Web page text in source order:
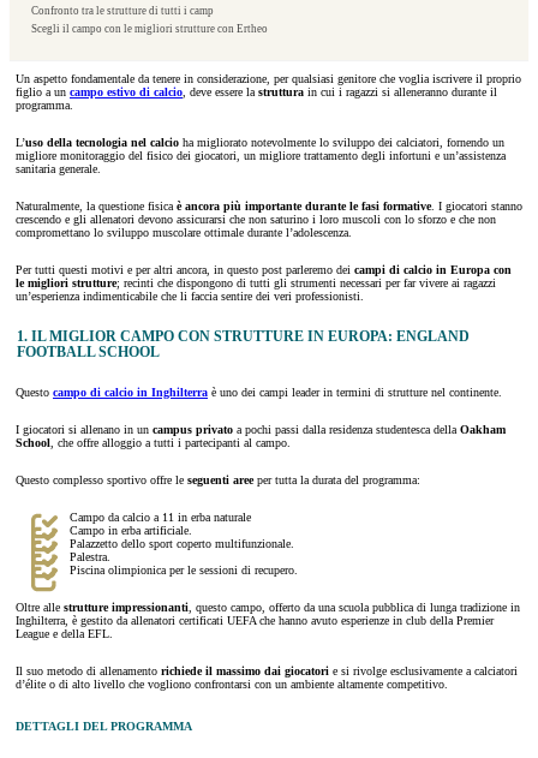
Confronto tra le strutture di tutti i camp
Scegli il campo con le migliori strutture con Ertheo
Un aspetto fondamentale da tenere in considerazione, per qualsiasi genitore che voglia iscrivere il proprio
figlio a un campo estivo di calcio , deve essere la struttura in cui i ragazzi si alleneranno durante il
programma.
L’uso della tecnologia nel calcio ha migliorato notevolmente lo sviluppo dei calciatori, fornendo un
migliore monitoraggio del fisico dei giocatori, un migliore trattamento degli infortuni e un’assistenza
sanitaria generale.
Naturalmente, la questione fisica è ancora più importante durante le fasi formative. I giocatori stanno
crescendo e gli allenatori devono assicurarsi che non saturino i loro muscoli con lo sforzo e che non
compromettano lo sviluppo muscolare ottimale durante l’adolescenza.
Per tutti questi motivi e per altri ancora, in questo post parleremo dei campi di calcio in Europa con
le migliori strutture; recinti che dispongono di tutti gli strumenti necessari per far vivere ai ragazzi
un’esperienza indimenticabile che li faccia sentire dei veri professionisti.
1. IL MIGLIOR CAMPO CON STRUTTURE IN EUROPA: ENGLAND
FOOTBALL SCHOOL
Questo campo di calcio in Inghilterra è uno dei campi leader in termini di strutture nel continente.
I giocatori si allenano in un campus privato a pochi passi dalla residenza studentesca dellaOakham
School, che offre alloggio a tutti i partecipanti al campo.
Questo complesso sportivo offre le seguenti areeper tutta la durata del programma:
Campo da calcio a 11 in erba naturale
Campo in erba artificiale.
Palazzetto dello sport coperto multifunzionale.
Palestra.
Piscina olimpionica per le sessioni di recupero.
Oltre alle strutture impressionanti, questo campo, offerto da una scuola pubblica di lunga tradizione in
Inghilterra, è gestito da allenatori certificati UEFA che hanno avuto esperienze in club della Premier
League e della EFL.
Il suo metodo di allenamento richiede il massimo dai giocatori e si rivolge esclusivamente a calciatori
d’élite o di alto livello che vogliono confrontarsi con un ambiente altamente competitivo.
DETTAGLI DEL PROGRAMMA